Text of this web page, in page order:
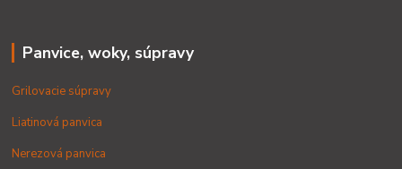
Panvice, woky, súpravy
Grilovacie súpravy
Liatinová panvica
Nerezová panvica